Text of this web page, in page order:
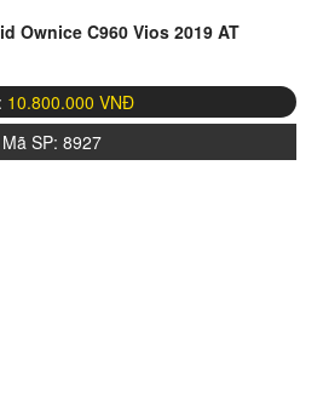
Ownice C960 Vios 2019 AT
10.800.000 VNĐ
Mã SP: 8927